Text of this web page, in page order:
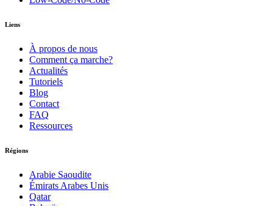
Liens
À propos de nous
Comment ça marche?
Actualités
Tutoriels
Blog
Contact
FAQ
Ressources
Régions
Arabie Saoudite
Émirats Arabes Unis
Qatar